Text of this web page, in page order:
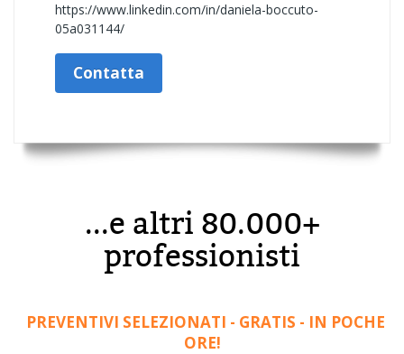
https://www.linkedin.com/in/daniela-boccuto-
05a031144/
Contatta
...e altri 80.000+
professionisti
PREVENTIVI SELEZIONATI - GRATIS - IN POCHE
ORE!